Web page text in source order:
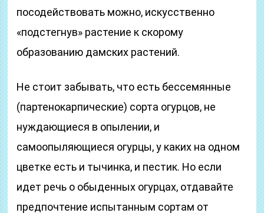
посодействовать можно, искусственно
«подстегнув» растение к скорому
образованию дамских растений.
Не стоит забывать, что есть бессемянные
(партенокарпические) сорта огурцов, не
нуждающиеся в опылении, и
самоопыляющиеся огурцы, у каких на одном
цветке есть и тычинка, и пестик. Но если
идет речь о обыденных огурцах, отдавайте
предпочтение испытанным сортам от